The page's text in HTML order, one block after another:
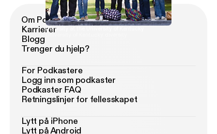
Diversity at the University of Kentucky
Om Podimo
Karrierer
Blogg
Trenger du hjelp?
For Podkastere
Logg inn som podkaster
Podkaster FAQ
Retningslinjer for fellesskapet
Lytt på iPhone
Lytt på Android